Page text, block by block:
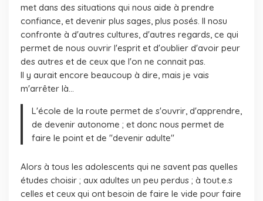
met dans des situations qui nous aide à prendre
confiance, et devenir plus sages, plus posés. Il nosu
confronte à d'autres cultures, d'autres regards, ce qui
permet de nous ouvrir l'esprit et d'oublier d'avoir peur
des autres et de ceux que l'on ne connait pas.
Il y aurait encore beaucoup à dire, mais je vais
m'arrêter là...
L'école de la route permet de s'ouvrir, d'apprendre,
de devenir autonome ; et donc nous permet de
faire le point et de "devenir adulte"
Alors à tous les adolescents qui ne savent pas quelles
études choisir ; aux adultes un peu perdus ; à tout.e.s
celles et ceux qui ont besoin de faire le vide pour faire